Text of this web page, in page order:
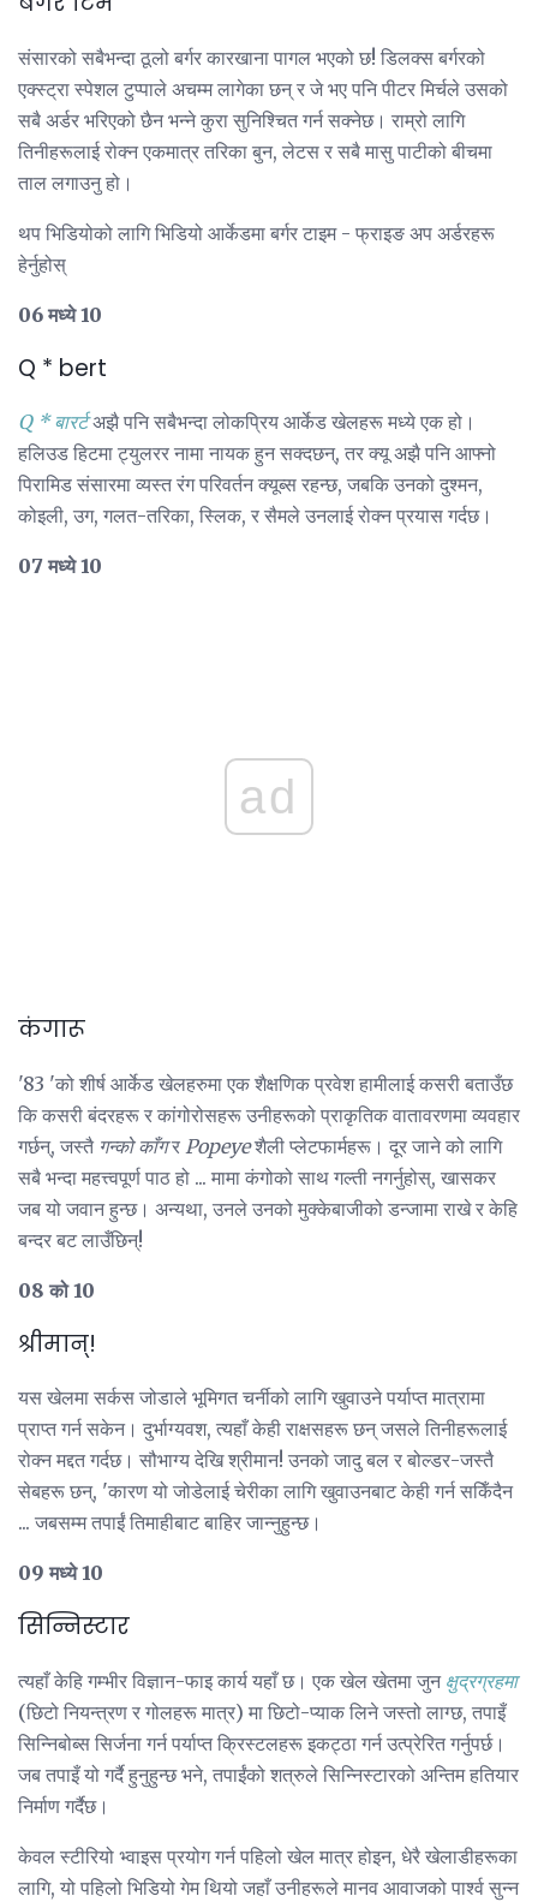
संसारको सबैभन्दा ठूलो बर्गर कारखाना पागल भएको छ! डिलक्स बर्गरको
एक्स्ट्रा स्पेशल टुप्पाले अचम्म लागेका छन् र जे भए पनि पीटर मिर्चले उसको
सबै अर्डर भरिएको छैन भन्ने कुरा सुनिश्चित गर्न सक्नेछ। राम्रो लागि
तिनीहरूलाई रोक्न एकमात्र तरिका बुन, लेटस र सबै मासु पाटीको बीचमा
ताल लगाउनु हो।
थप भिडियोको लागि भिडियो आर्केडमा बर्गर टाइम - फ्राइङ अप अर्डरहरू
हेर्नुहोस्
06 मध्ये 10
Q * bert
Q * बारर्टअझै पनि सबैभन्दा लोकप्रिय आर्केड खेलहरू मध्ये एक हो।
हलिउड हिटमा ट्युलरर नामा नायक हुन सक्दछन्, तर क्यू अझै पनि आफ्नो
पिरामिड संसारमा व्यस्त रंग परिवर्तन क्यूब्स रहन्छ, जबकि उनको दुश्मन,
कोइली, उग, गलत-तरिका, स्लिक, र सैमले उनलाई रोक्न प्रयास गर्दछ।
07 मध्ये 10
ad
कंगारू
'83 'को शीर्ष आर्केड खेलहरुमा एक शैक्षणिक प्रवेश हामीलाई कसरी बताउँछ
कि कसरी बंदरहरू र कांगोरोसहरू उनीहरूको प्राकृतिक वातावरणमा व्यवहार
गर्छन्, जस्तै गन्को काँगर Popeyeशैली प्लेटफार्महरू। दूर जाने को लागि
सबै भन्दा महत्त्वपूर्ण पाठ हो ... मामा कंगोको साथ गल्ती नगर्नुहोस्, खासकर
जब यो जवान हुन्छ। अन्यथा, उनले उनको मुक्केबाजीको डन्जामा राखे र केहि
बन्दर बट लाउँछिन्!
08 को 10
श्रीमान्!
यस खेलमा सर्कस जोडाले भूमिगत चर्नीको लागि खुवाउने पर्याप्त मात्रामा
प्राप्त गर्न सकेन। दुर्भाग्यवश, त्यहाँ केही राक्षसहरू छन् जसले तिनीहरूलाई
रोक्न मद्दत गर्दछ। सौभाग्य देखि श्रीमान! उनको जादु बल र बोल्डर-जस्तै
सेबहरू छन्, 'कारण यो जोडेलाई चेरीका लागि खुवाउनबाट केही गर्न सकिँदैन
... जबसम्म तपाईं तिमाहीबाट बाहिर जान्नुहुन्छ।
09 मध्ये 10
सिन्निस्टार
त्यहाँ केहि गम्भीर विज्ञान-फाइ कार्य यहाँ छ। एक खेल खेतमा जुन क्षुद्रग्रहमा
(छिटो नियन्त्रण र गोलहरू मात्र) मा छिटो-प्याक लिने जस्तो लाग्छ, तपाइँ
सिन्निबोब्स सिर्जना गर्न पर्याप्त क्रिस्टलहरू इकट्ठा गर्न उत्प्रेरित गर्नुपर्छ।
जब तपाइँ यो गर्दै हुनुहुन्छ भने, तपाईंको शत्रुले सिन्निस्टारको अन्तिम हतियार
निर्माण गर्दैछ।
केवल स्टीरियो भ्वाइस प्रयोग गर्न पहिलो खेल मात्र होइन, धेरै खेलाडीहरूका
लागि, यो पहिलो भिडियो गेम थियो जहाँ उनीहरूले मानव आवाजको पार्श्व सुन्न